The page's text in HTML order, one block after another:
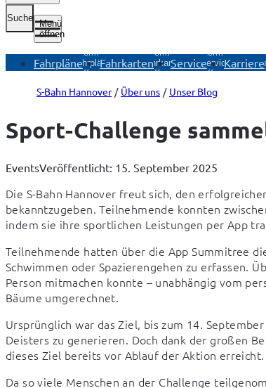
Suche
Menü
öffnen
Fahrpläne
Untermenü
Fahrpläne
öffnen
Fahrkarten
Untermenü
Fahrkarten
öffnen
Service
Untermenü
Service
öffnen
Karriere
S-Bahn Hannover Über uns Unser Blog
Sport-Challenge
EventsVeröffentlicht: 15. September 2025
Die S-Bahn Hannover freut sich, den
bekanntzugeben. Teilnehmende konnten
indem sie ihre sportlichen Leistungen per App
Teilnehmende hatten über die App Summitree
Schwimmen oder Spazierengehen zu erfassen.
Person mitmachen konnte – unabhängig vom
Bäume umgerechnet.
Ursprünglich war das Ziel, bis zum 14.
Deisters zu generieren. Doch dank der großen
dieses Ziel bereits vor Ablauf der Aktion erreicht.
Da so viele Menschen an der Challenge